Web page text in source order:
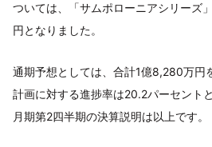
ついては、「サムポローニアシリーズ
円となりました。
通期予想としては、合計1億8,280万円
計画に対する進捗率は20.2パーセント
月期第2四半期の決算説明は以上です。